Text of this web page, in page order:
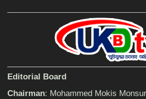
আহলে সুন্নাত এর
Editorial Board
Chairman: Mohammed Mokis Monsur